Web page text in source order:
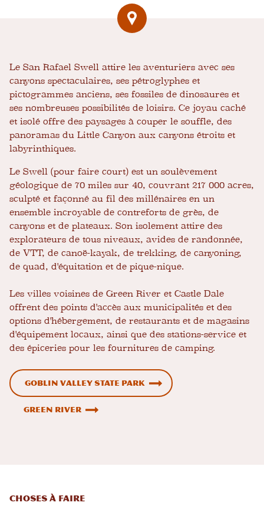
Le San Rafael Swell attire les aventuriers avec ses
canyons spectaculaires, ses pétroglyphes et
pictogrammes anciens, ses fossiles de dinosaures et
ses nombreuses possibilités de loisirs. Ce joyau caché
et isolé offre des paysages à couper le souffle, des
panoramas du Little Canyon aux canyons étroits et
labyrinthiques.
Le Swell (pour faire court) est un soulèvement
géologique de 70 miles sur 40, couvrant 217 000 acres,
sculpté et façonné au fil des millénaires en un
ensemble incroyable de contreforts de grès, de
canyons et de plateaux. Son isolement attire des
explorateurs de tous niveaux, avides de randonnée,
de VTT, de canoë-kayak, de trekking, de canyoning,
de quad, d'équitation et de pique-nique.
Les villes voisines de Green River et Castle Dale
offrent des points d'accès aux municipalités et des
options d'hébergement, de restaurants et de magasins
d'équipement locaux, ainsi que des stations-service et
des épiceries pour les fournitures de camping.
Goblin Valley State Park
Green River
Choses à faire